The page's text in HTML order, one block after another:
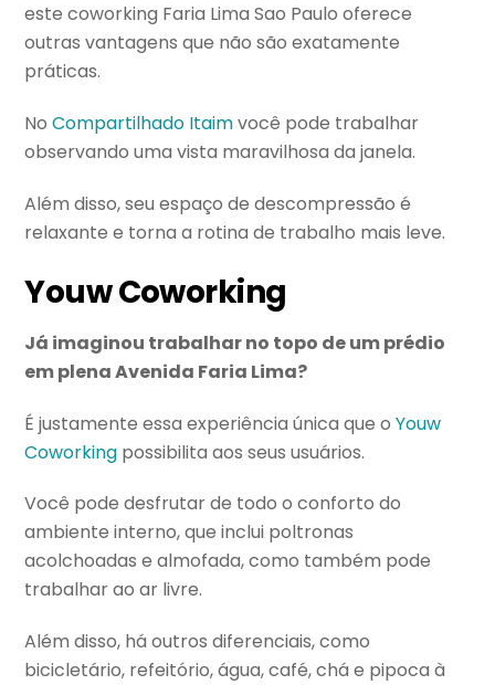
este coworking Faria Lima Sao Paulo oferece
outras vantagens que não são exatamente
práticas.
NoCompartilhado Itaimvocê pode trabalhar
observando uma vista maravilhosa da janela.
Além disso, seu espaço de descompressão é
relaxante e torna a rotina de trabalho mais leve.
Youw Coworking
Já imaginou trabalhar no topo de um prédio
em plena Avenida Faria Lima?
É justamente essa experiência única que oYouw
Coworking possibilita aos seus usuários.
Você pode desfrutar de todo o conforto do
ambiente interno, que inclui poltronas
acolchoadas e almofada, como também pode
trabalhar ao ar livre.
Além disso, há outros diferenciais, como
bicicletário, refeitório, água, café, chá e pipoca à